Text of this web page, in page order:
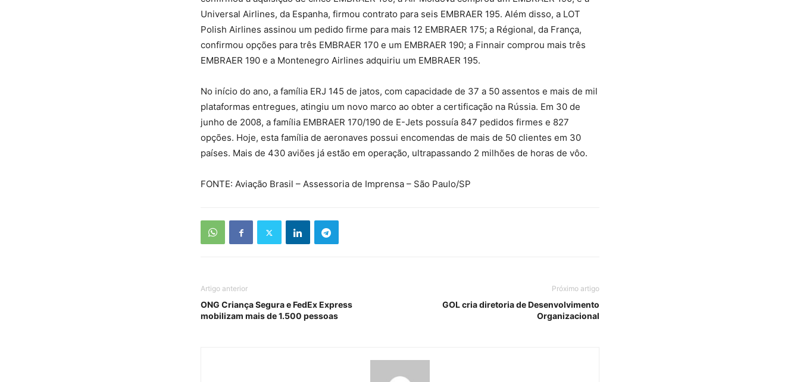
Universal Airlines, da Espanha, firmou contrato para seis EMBRAER 195. Além disso, a LOT
Polish Airlines assinou um pedido firme para mais 12 EMBRAER 175; a Régional, da França,
confirmou opções para três EMBRAER 170 e um EMBRAER 190; a Finnair comprou mais três
EMBRAER 190 e a Montenegro Airlines adquiriu um EMBRAER 195.
No início do ano, a família ERJ 145 de jatos, com capacidade de 37 a 50 assentos e mais de mil
plataformas entregues, atingiu um novo marco ao obter a certificação na Rússia. Em 30 de
junho de 2008, a família EMBRAER 170/190 de E-Jets possuía 847 pedidos firmes e 827
opções. Hoje, esta família de aeronaves possui encomendas de mais de 50 clientes em 30
países. Mais de 430 aviões já estão em operação, ultrapassando 2 milhões de horas de vôo.
FONTE: Aviação Brasil – Assessoria de Imprensa – São Paulo/SP
Artigo anterior
ONG Criança Segura e FedEx Express
mobilizam mais de 1.500 pessoas
Próximo artigo
GOL cria diretoria de Desenvolvimento
Organizacional